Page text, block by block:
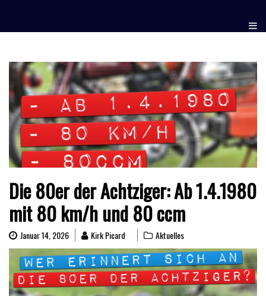
content
Die 80er der Achtziger: Ab 1.4.1980
mit 80 km/h und 80 ccm
Januar 14, 2026 Kirk Picard Aktuelles